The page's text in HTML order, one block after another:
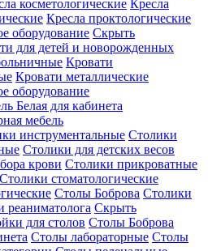
косметологические Кресла
Кресла проктологические
оборудование Скрыть
для детей и новорожденных
Кровати
Кровати металлические
оборудование
Белая для кабинета
мебель
инструментальные Столики
Столики для детских весов
крови Столики прикроватные
Столики стоматологические
Столы Боброва Столики
реаниматолога Скрыть
для столов Столы Боброва
Столы лабораторные Столы